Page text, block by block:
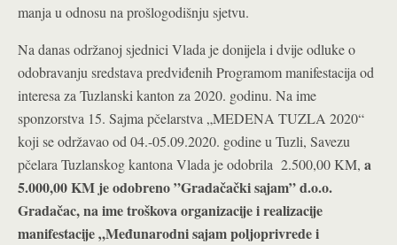
manja u odnosu na prošlogodišnju sjetvu.
Na danas održanoj sjednici Vlada je donijela i dvije odluke o
odobravanju sredstava predviđenih Programom manifestacija od
interesa za Tuzlanski kanton za 2020. godinu. Na ime
sponzorstva 15. Sajma pčelarstva „MEDENA TUZLA 2020“
koji se održavao od 04.-05.09.2020. godine u Tuzli, Savezu
pčelara Tuzlanskog kantona Vlada je odobrila 2.500,00 KM, a
5.000,00 KM je odobreno ”Gradačački sajam” d.o.o.
Gradačac, na ime troškova organizacije i realizacije
manifestacije „Međunarodni sajam poljoprivrede i